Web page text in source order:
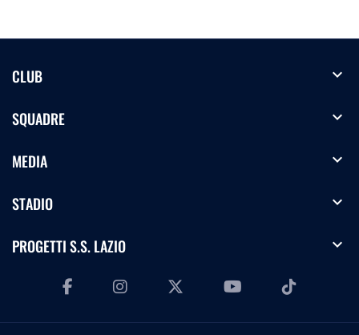
CLUB expand_more
SQUADRE expand_more
MEDIA expand_more
STADIO expand_more
PROGETTI S.S. LAZIO expand_more